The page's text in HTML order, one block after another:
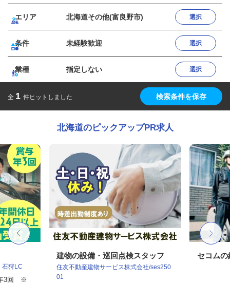
エリア 北海道その他(富良野市) 選択
条件 未経験歓迎 選択
業種 指定しない 選択
全 1 件ヒットしました 検索条件を保存
北海道のピックアップPR求人
狩LC
年3回 ※
建物の設備・巡回点検スタッフ
住友不動産建物サービス株式会社/ses250
01
セコムの